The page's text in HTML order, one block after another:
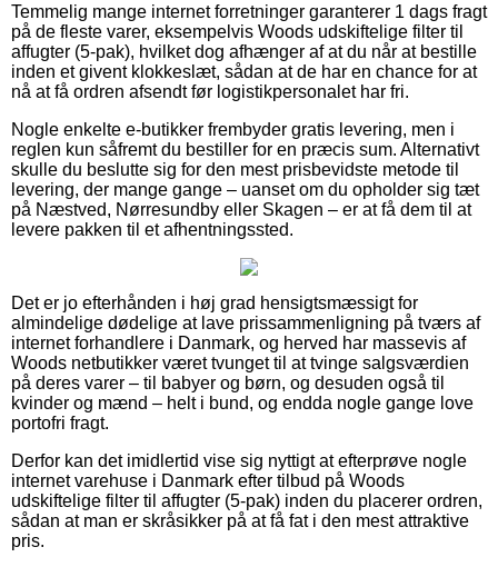
Temmelig mange internet forretninger garanterer 1 dags fragt
på de fleste varer, eksempelvis Woods udskiftelige filter til
affugter (5-pak), hvilket dog afhænger af at du når at bestille
inden et givent klokkeslæt, sådan at de har en chance for at
nå at få ordren afsendt før logistikpersonalet har fri.
Nogle enkelte e-butikker frembyder gratis levering, men i
reglen kun såfremt du bestiller for en præcis sum. Alternativt
skulle du beslutte sig for den mest prisbevidste metode til
levering, der mange gange – uanset om du opholder sig tæt
på Næstved, Nørresundby eller Skagen – er at få dem til at
levere pakken til et afhentningssted.
Det er jo efterhånden i høj grad hensigtsmæssigt for
almindelige dødelige at lave prissammenligning på tværs af
internet forhandlere i Danmark, og herved har massevis af
Woods netbutikker været tvunget til at tvinge salgsværdien
på deres varer – til babyer og børn, og desuden også til
kvinder og mænd – helt i bund, og endda nogle gange love
portofri fragt.
Derfor kan det imidlertid vise sig nyttigt at efterprøve nogle
internet varehuse i Danmark efter tilbud på Woods
udskiftelige filter til affugter (5-pak) inden du placerer ordren,
sådan at man er skråsikker på at få fat i den mest attraktive
pris.